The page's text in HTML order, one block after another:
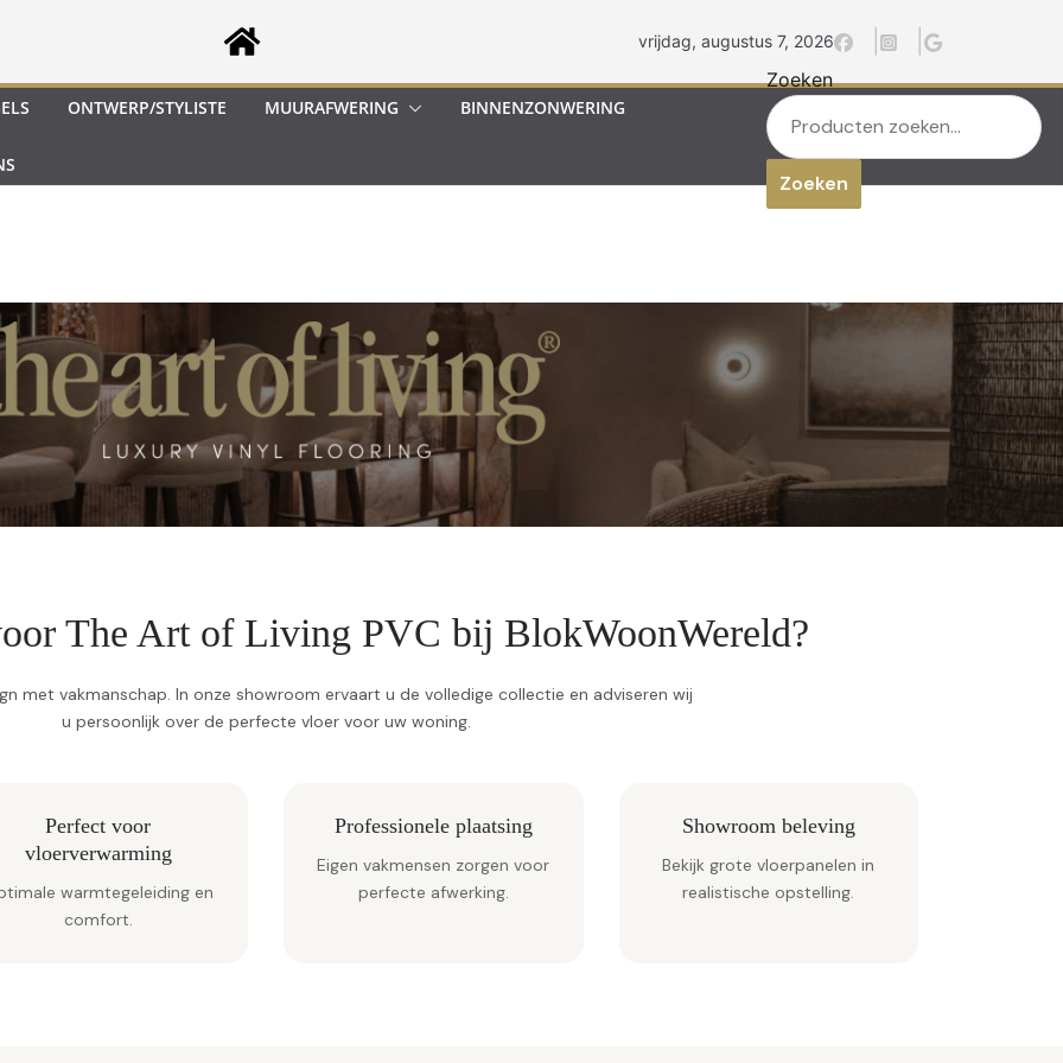
vrijdag, augustus 7, 2026
ONTWERP/STYLISTE MUURAFWERING BINNENZONWERING
Zoeken
Zoeken
The Art of Living PVC bij BlokWoonWereld?
met vakmanschap. In onze showroom ervaart u de volledige collectie en adviseren wij
u persoonlijk over de perfecte vloer voor uw woning.
Perfect voor
vloerverwarming
warmtegeleiding en
comfort.
Professionele plaatsing
Eigen vakmensen zorgen voor
perfecte afwerking.
Showroom beleving
Bekijk grote vloerpanelen in
realistische opstelling.